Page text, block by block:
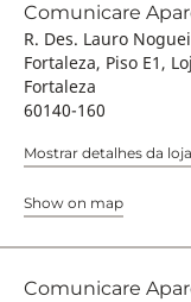
Comunicare
R. Des. Lauro
Fortaleza, Piso E1,
Fortaleza
60140-160
Mostrar detalhes da loja
Show on map
Comunicare